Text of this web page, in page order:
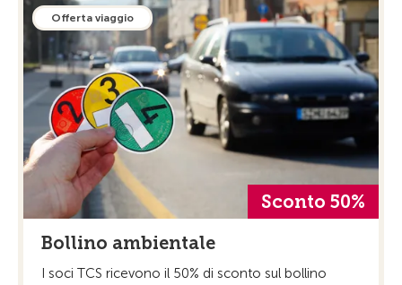
Offerta viaggio
Sconto 50%
Bollino ambientale
I soci TCS ricevono il 50% di sconto sul bollino